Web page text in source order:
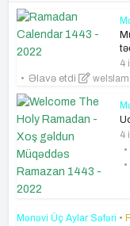
4
Əlavə etdi
weIslam
4
Mənəvi Üç Aylar Səfəri •